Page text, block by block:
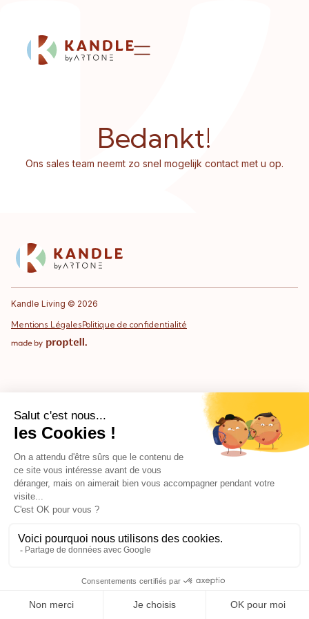
Bedankt!
Ons sales team neemt zo snel mogelijk contact met u op.
Kandle Living © 2026
Mentions LégalesPolitique de confidentialité